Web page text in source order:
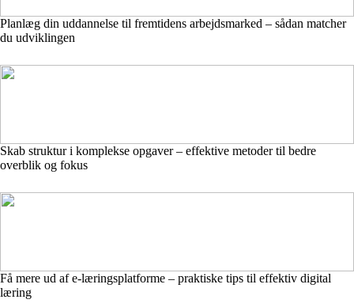
Planlæg din uddannelse til fremtidens arbejdsmarked – sådan matcher
du udviklingen
Skab struktur i komplekse opgaver – effektive metoder til bedre
overblik og fokus
Få mere ud af e-læringsplatforme – praktiske tips til effektiv digital
læring